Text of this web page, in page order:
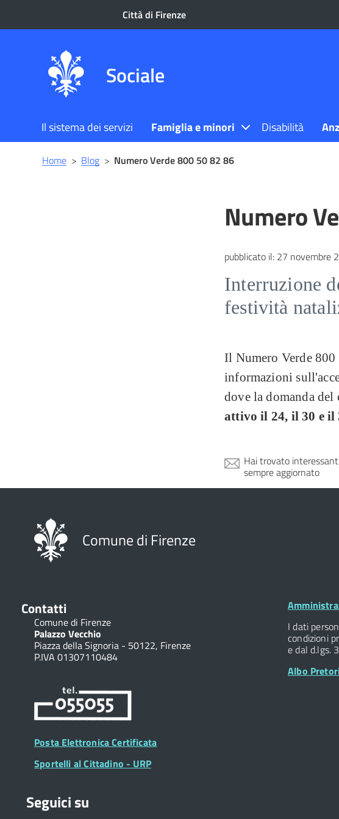
Città di Firenze
Sociale
Il sistema dei servizi Famiglia e minori Disabilità
Briciole
di
Home> Blog> Numero Verde 800 50 82 86
Numero
pubblicato il: 27 novembre
Interruzione
festività
Il Numero Verde
informazioni
dove la domanda
attivo il 24, il 30 e il
Hai trovato
sempre aggiornato
Comune di Firenze
Contatti
Comune di Firenze
Palazzo Vecchio
Piazza della Signoria - 50122, Firenze
P.IVA 01307110484
Posta Elettronica Certificata
Sportelli al Cittadino - URP
Footer
I dati
condizioni
e dal d.lgs.
Albo
Seguici su